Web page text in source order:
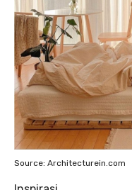
Source: Architecturein.com